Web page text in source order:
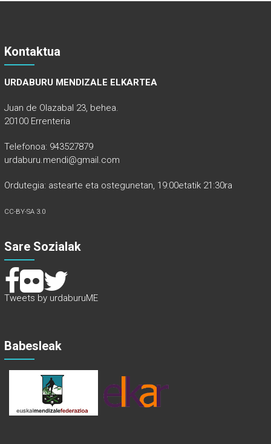
Kontaktua
URDABURU MENDIZALE ELKARTEA
Juan de Olazabal 23, behea.
20100 Errenteria
Telefonoa: 943527879
urdaburu.mendi@gmail.com
Ordutegia: astearte eta ostegunetan, 19:00etatik 21:30ra
CC-BY-SA 3.0
Sare Sozialak
Tweets by urdaburuME
Babesleak